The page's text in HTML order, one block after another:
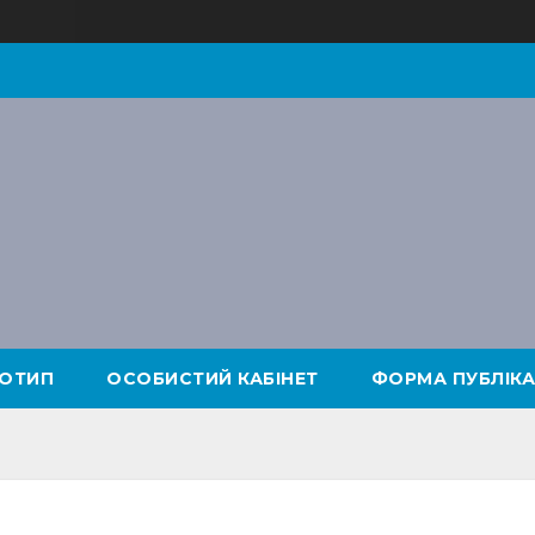
ОСОБИСТИЙ КАБІНЕТ ФОРМА